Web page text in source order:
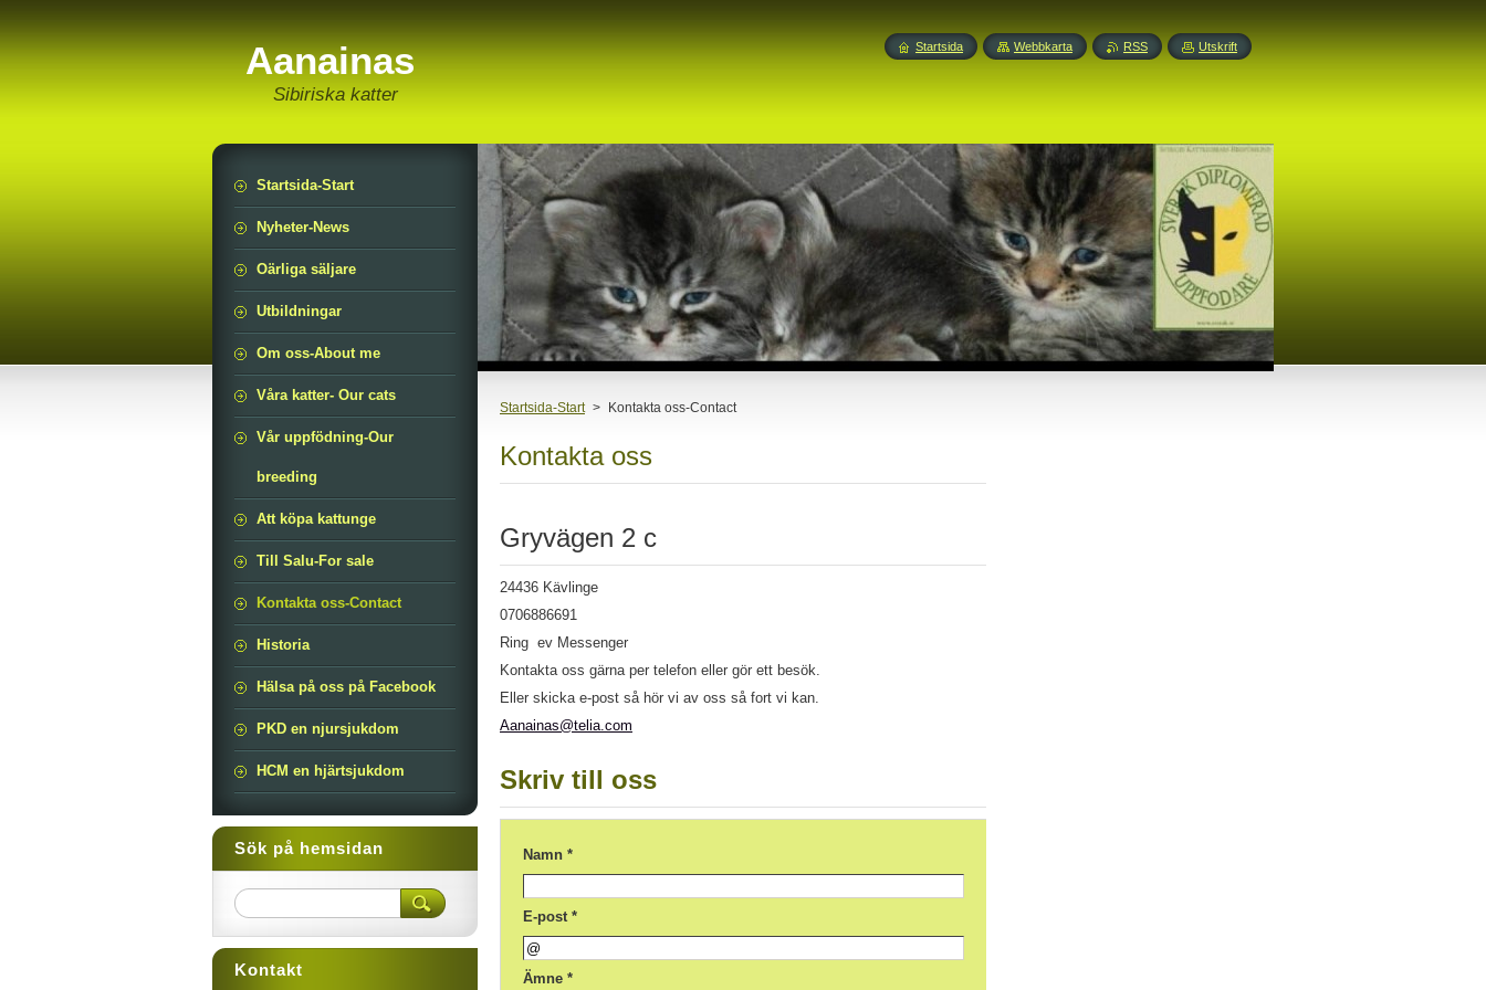
Aanainas
Sibiriska katter
Startsida-Start > Kontakta oss-Contact
Kontakta oss
Gryvägen 2 c
24436 Kävlinge
0706886691
Ring ev Messenger
Kontakta oss gärna per telefon eller gör ett besök.
Eller skicka e-post så hör vi av oss så fort vi kan.
Aanainas@telia.com
Skriv till oss
Namn *
E-post *
Ämne *
Startsida-Start
Nyheter-News
Oärliga säljare
Utbildningar
Om oss-About me
Våra katter- Our cats
Vår uppfödning-Our
breeding
Att köpa kattunge
Till Salu-For sale
Kontakta oss-Contact
Historia
Hälsa på oss på Facebook
PKD en njursjukdom
HCM en hjärtsjukdom
Sök på hemsidan
Kontakt
Startsida Webbkarta RSS Utskrift